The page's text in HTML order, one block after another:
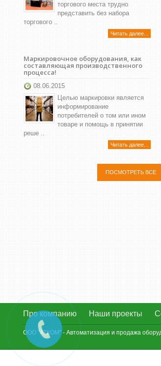
торгового места трудно
представить без набора
торгового ..
Читать далее...
Маркировочное оборудования, как
составляющая производственного
процесса!
08.06.2015
Целью маркировки является
информирование
потребителей о том или ином
товаре и помощь в принятии
реше ..
Читать далее...
ПОСМОТРЕТЬ ВСЕ
Про компанию Наши проекты
ООО "АТКОМ" - Автоматизация и продажа